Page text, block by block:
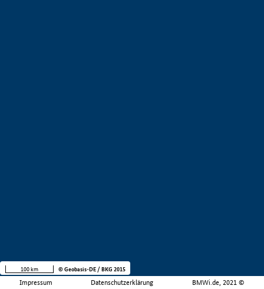
Impressum Datenschutzerklärung BMWi.de, 2021 ©
100 km © Geobasis-DE / BKG 2015